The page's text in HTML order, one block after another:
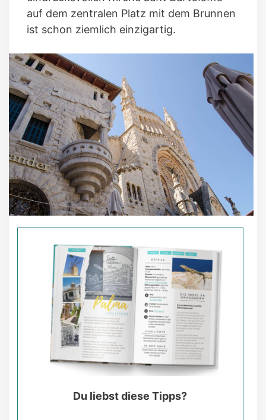
auf dem zentralen Platz mit dem Brunnen
ist schon ziemlich einzigartig.
Du liebst diese Tipps?